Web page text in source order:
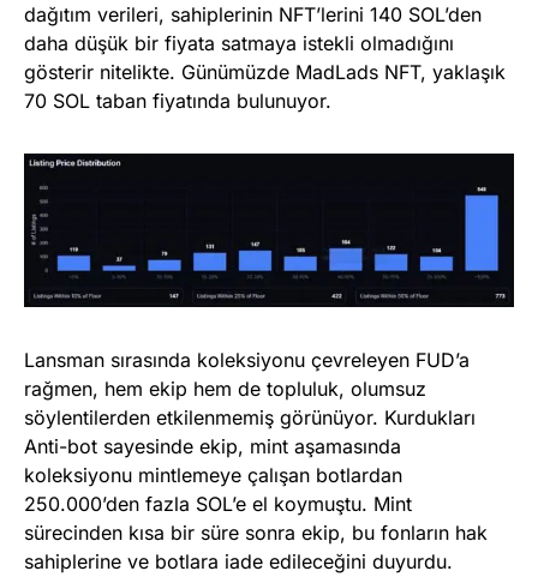
dağıtım verileri, sahiplerinin NFT’lerini 140 SOL’den
daha düşük bir fiyata satmaya istekli olmadığını
gösterir nitelikte. Günümüzde MadLads NFT, yaklaşık
70 SOL taban fiyatında bulunuyor.
Lansman sırasında koleksiyonu çevreleyen FUD’a
rağmen, hem ekip hem de topluluk, olumsuz
söylentilerden etkilenmemiş görünüyor. Kurdukları
Anti-bot sayesinde ekip, mint aşamasında
koleksiyonu mintlemeye çalışan botlardan
250.000’den fazla SOL’e el koymuştu. Mint
sürecinden kısa bir süre sonra ekip, bu fonların hak
sahiplerine ve botlara iade edileceğini duyurdu.